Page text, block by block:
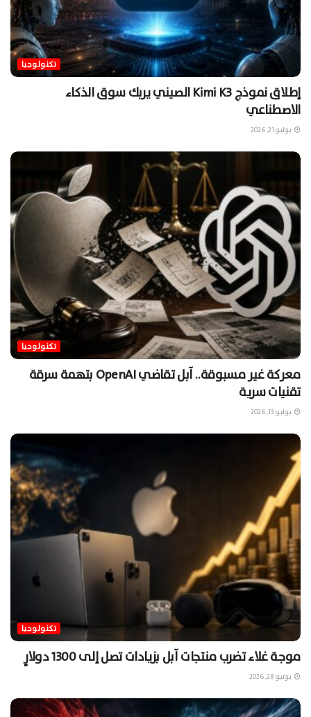
تكنولوجيا
إطلاق نموذج Kimi K3 الصيني يربك سوق الذكاء
الاصطناعي
يوليو 21, 2026
تكنولوجيا
معركة غير مسبوقة.. آبل تقاضي OpenAI بتهمة سرقة
تقنيات سرية
يوليو 13, 2026
تكنولوجيا
موجة غلاء تضرب منتجات آبل بزيادات تصل إلى 1300 دولارٍ
يونيو 28, 2026